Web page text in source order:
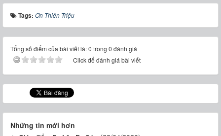
Tags: Ơn Thiên Triệu
Tổng số điểm của bài viết là: 0 trong 0 đánh giá
Click để đánh giá bài viết
Những tin mới hơn